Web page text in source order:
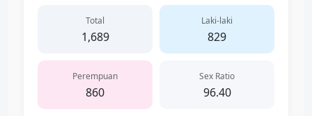
Total
1,689
Laki-laki
829
Perempuan
860
Sex Ratio
96.40